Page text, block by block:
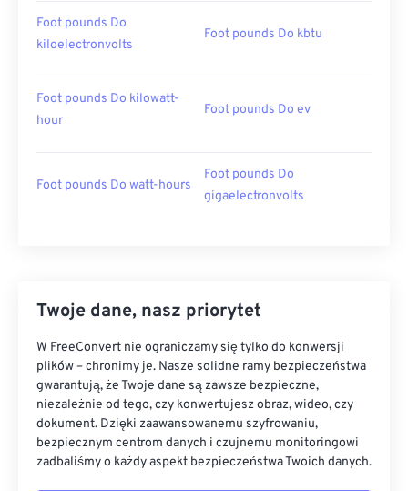
Foot pounds Do
kiloelectronvolts
Foot pounds Do kbtu
Foot pounds Do kilowatt-
hour
Foot pounds Do ev
Foot pounds Do watt-hours
Foot pounds Do
gigaelectronvolts
Twoje dane, nasz priorytet
W FreeConvert nie ograniczamy się tylko do konwersji
plików – chronimy je. Nasze solidne ramy bezpieczeństwa
gwarantują, że Twoje dane są zawsze bezpieczne,
niezależnie od tego, czy konwertujesz obraz, wideo, czy
dokument. Dzięki zaawansowanemu szyfrowaniu,
bezpiecznym centrom danych i czujnemu monitoringowi
zadbaliśmy o każdy aspekt bezpieczeństwa Twoich danych.